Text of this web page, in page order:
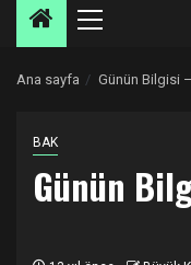
Primary
Ana sayfa Günün Bilgisi
BAK
Günün